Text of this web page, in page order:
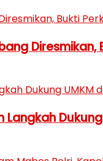
Diresmikan,
Langkah